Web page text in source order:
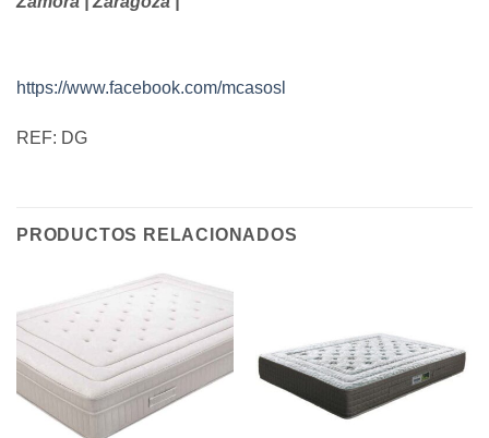
https://www.facebook.com/mcasosl
REF: DG
PRODUCTOS RELACIONADOS